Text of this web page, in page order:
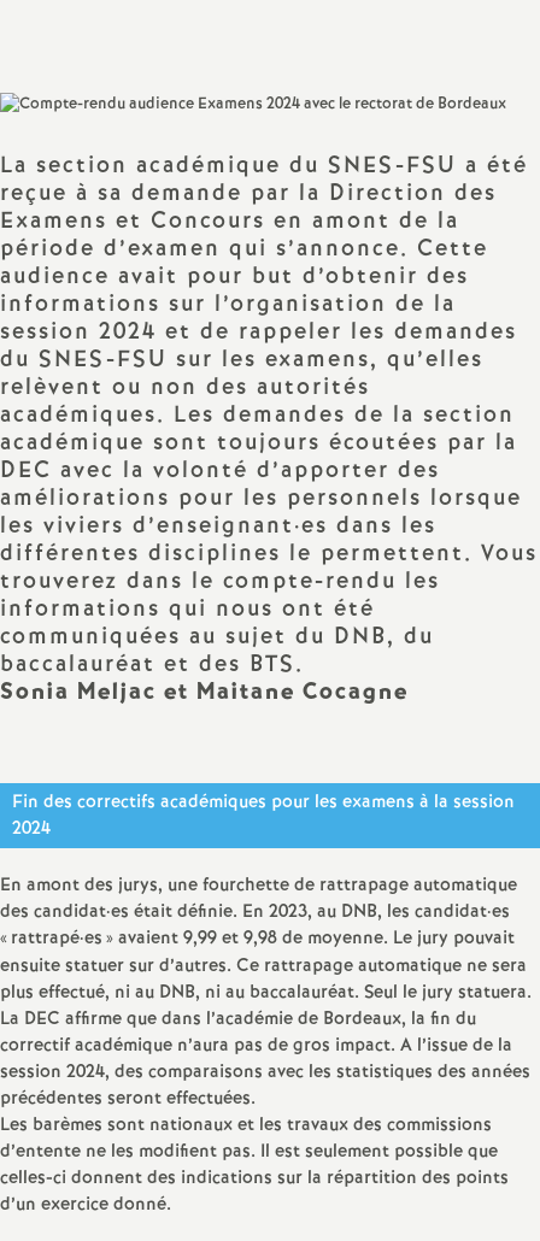
t
i
o
n
a
l
d
e
s
E
s
e
i
g
n
e
m
La section académique du SNES-FSU a été
reçue à sa demande par la Direction des
Examens et Concours en amont de la
période d’examen qui s’annonce. Cette
audience avait pour but d’obtenir des
informations sur l’organisation de la
session 2024 et de rappeler les demandes
du SNES-FSU sur les examens, qu’elles
relèvent ou non des autorités
académiques. Les demandes de la section
académique sont toujours écoutées par la
DEC avec la volonté d’apporter des
améliorations pour les personnels lorsque
les viviers d’enseignant·es dans les
différentes disciplines le permettent. Vous
trouverez dans le compte-rendu les
informations qui nous ont été
communiquées au sujet du DNB, du
baccalauréat et des BTS.
Sonia Meljac et Maitane Cocagne
Fin des correctifs académiques pour les examens à la session
2024
En amont des jurys, une fourchette de rattrapage automatique
des candidat·es était définie. En 2023, au DNB, les candidat·es
«rattrapé·es» avaient 9,99 et 9,98 de moyenne. Le jury pouvait
ensuite statuer sur d’autres. Ce rattrapage automatique ne sera
plus effectué, ni au DNB, ni au baccalauréat. Seul le jury statuera.
La DEC affirme que dans l’académie de Bordeaux, la fin du
correctif académique n’aura pas de gros impact. A l’issue de la
session 2024, des comparaisons avec les statistiques des années
précédentes seront effectuées.
Les barèmes sont nationaux et les travaux des commissions
d’entente ne les modifient pas. Il est seulement possible que
celles-ci donnent des indications sur la répartition des points
d’un exercice donné.